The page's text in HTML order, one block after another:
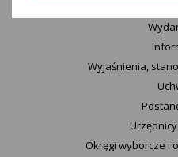
Wyjaśnienia,
Okręgi wyborcze i